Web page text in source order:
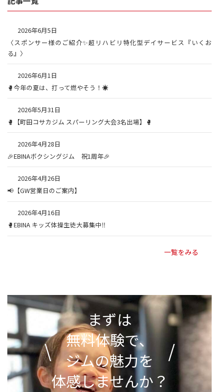
2026年6月5日
〈スポンサー様のご紹介✨超リハビリ特化型デイサービス『いくお
る』〉
2026年6月1日
🥊今年の夏は、打って燃やそう！☀️
2026年5月31日
🥊【町田コサカジム スパーリング大会3名出場】🥊
2026年4月28日
🎉EBINAボクシングジム 祝1周年🎉
2026年4月26日
📢【GW営業日のご案内】
2026年4月16日
🥊EBINA キッズ体操生徒大募集中‼
一覧をみる
\
まずは
無料体験で、
ジムの魅力を
体感しませんか？
/